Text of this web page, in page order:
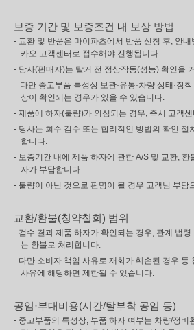
보증 기간 및 보증조건 내 보상 방법
- 교환 및 반품은 마이파츠에서 반품 신청 후, 안
카오 고객센터로 접수해야 진행됩니다.
- 당사(판매자)는 탈거 전 정상작동(성능) 확인을
다만 중고부품 특성상 보관·유통·차량 상태·장
상이 확인되는 경우가 있을 수 있습니다.
- 제품에 하자(불량)가 의심되는 경우, 즉시 고객
- 당사는 회수 검수 또는 합리적인 방법의 확인 절
합니다.
- 보증기간 내에 제품 하자에 관한 A/S 및 교환, 환
자가 부담합니다.
- 불량이 아닌 것으로 판명이 될 경우 고객님 부담
교환/환불(청약철회) 범위
- 검수 결과 제품 하자가 확인되는 경우, 관계 법
는 환불로 처리합니다.
- 다만 소비자 책임 사유로 재화가 훼손된 경우 등
사유에 해당하면 제한될 수 있습니다.
공임·부대비용(시간/탈부착 공임 등)
- 중고부품의 특성상, 부품 하자 여부는 차량/정비